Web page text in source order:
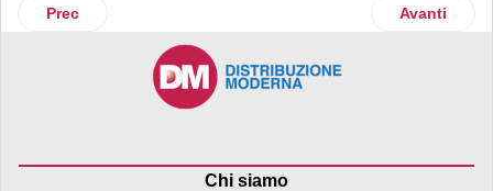
Articolo precedente: Assobio: aumenta la base associativa
Prec Articolo
Avanti
Chi siamo